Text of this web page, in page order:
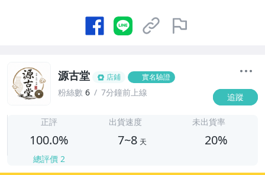
源古堂 店鋪 實名驗證
粉絲數 6 7分鐘前上線 追蹤
正評
100.0%
總評價 2
出貨速度
7~8 天
未出貨率
20%